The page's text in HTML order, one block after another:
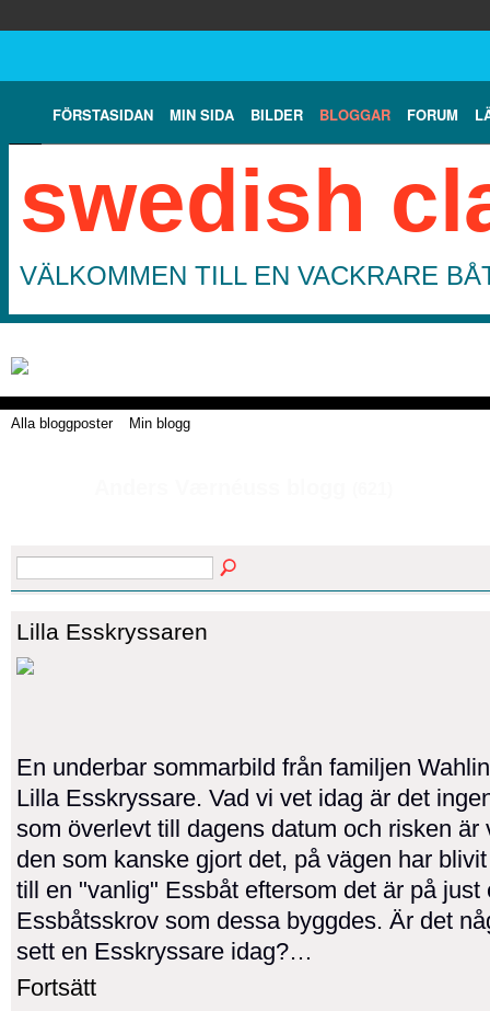
FÖRSTASIDAN MIN SIDA BILDER BLOGGAR FORUM
swedish
VÄLKOMMEN TILL EN VACKRARE
Alla bloggposter Min blogg
Lilla Esskryssaren
En underbar sommarbild från familjen
Lilla Esskryssare. Vad vi vet idag är det
som överlevt till dagens datum och risken är
den som kanske gjort det, på vägen har
till en "vanlig" Essbåt eftersom det är på just
Essbåtsskrov som dessa byggdes. Är det
sett en Esskryssare idag?…
Fortsätt